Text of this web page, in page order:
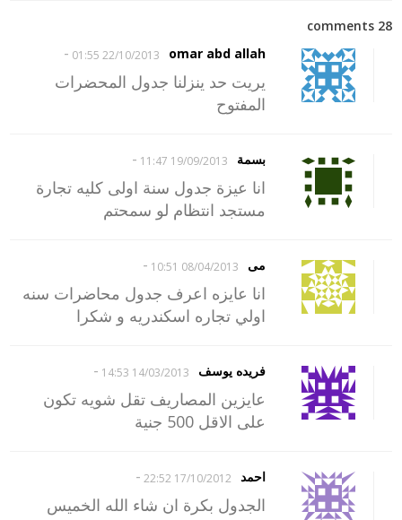
28 comments
omar abd allah
22/10/2013 01:55
-
يريت حد ينزلنا جدول المحضرات
المفتوح
بسمة 19/09/2013 11:47
-
انا عيزة جدول سنة اولى كليه تجارة
مستجد انتظام لو سمحتم
مى 08/04/2013 10:51
-
انا عايزه اعرف جدول محاضرات سنه
اولي تجاره اسكندريه و شكرا
فريده يوسف 14/03/2013 14:53
-
عايزين المصاريف تقل شويه تكون
على الاقل 500 جنية
احمد 17/10/2012 22:52
-
الجدول بكرة ان شاء الله الخميس